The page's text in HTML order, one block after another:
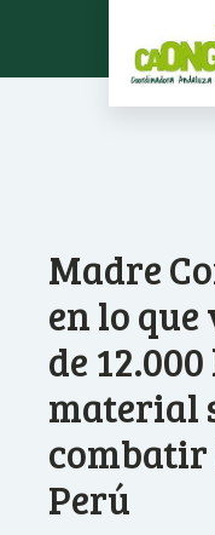
Madre
en lo que
de
material
combatir
Perú